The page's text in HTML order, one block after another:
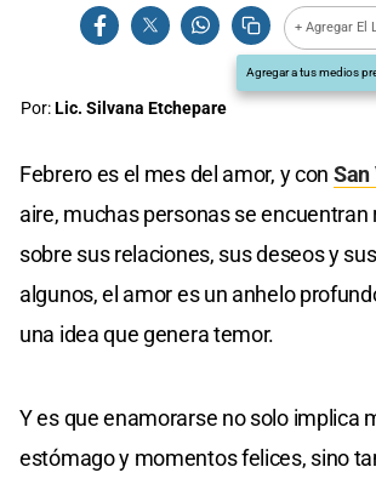
+ Agregar El
Agregar a tus medios
Por:Lic. Silvana Etchepare
Febrero es el mes del amor, y con
aire, muchas personas se
sobre sus relaciones, sus deseos y
algunos, el amor es un anhelo
una idea que genera temor.
Y es que enamorarse no solo implica
estómago y momentos felices, sino